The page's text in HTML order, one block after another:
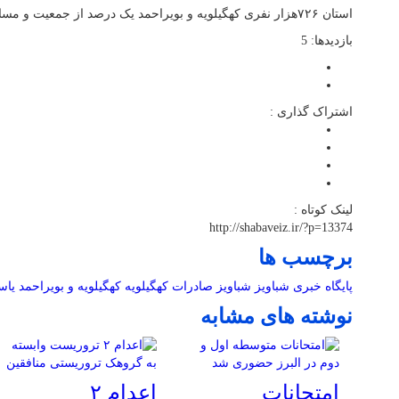
استان ۷۲۶هزار نفری کهگیلویه و بویراحمد یک درصد از جمعیت و مساحت کشور را در اختیار دارد.
بازدیدها: 5
اشتراک گذاری :
لینک کوتاه :
http://shabaveiz.ir/?p=13374
برچسب ها
پایگاه خبری شباویز شباویز صادرات کهگیلویه کهگیلویه و بویراحمد
نوشته های مشابه
امتحانات اعدام ۲